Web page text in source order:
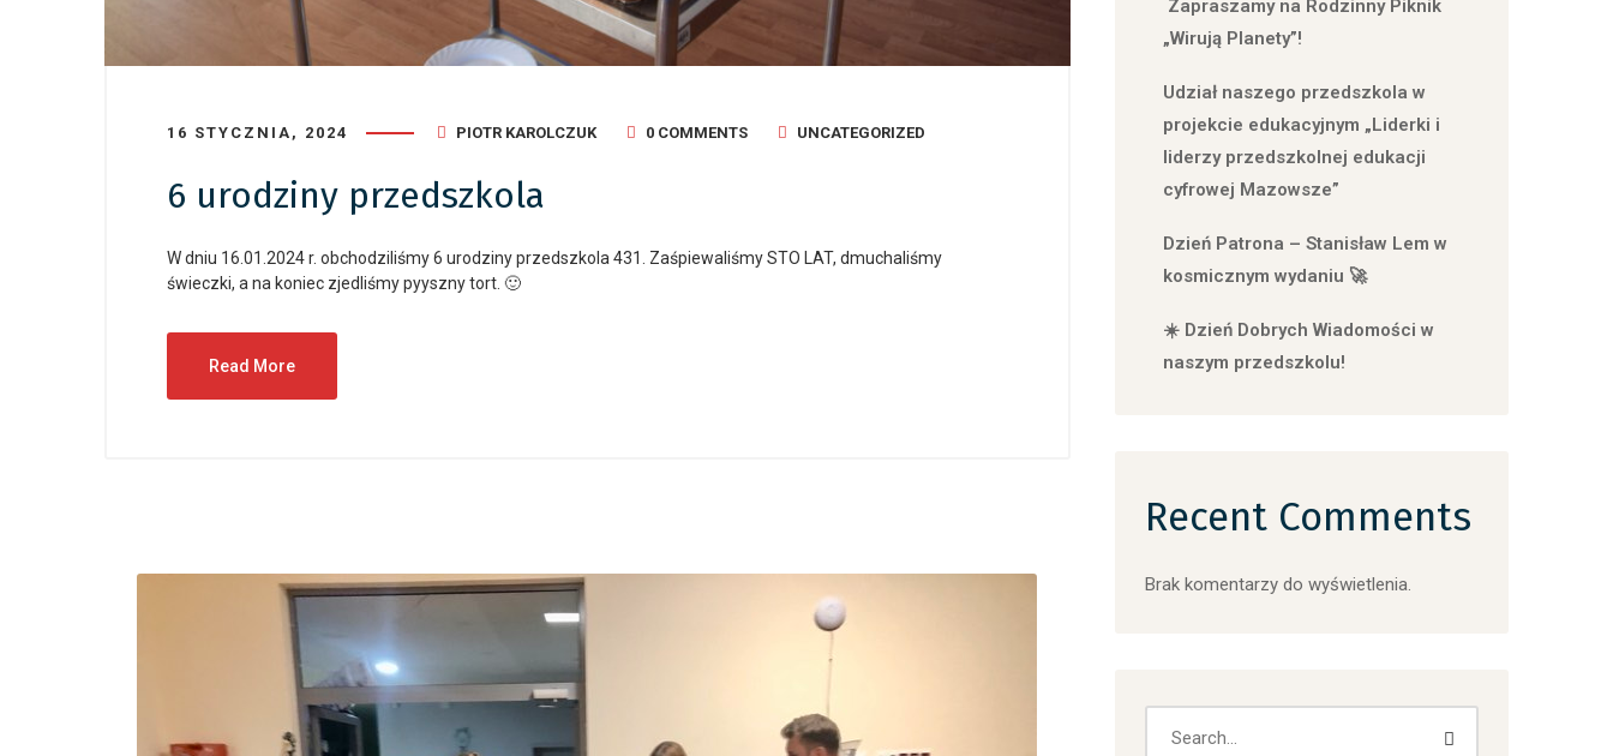
16 STYCZNIA, 2024 PIOTR KAROLCZUK 0 COMMENTS UNCATEGORIZED
6 urodziny przedszkola
W dniu 16.01.2024 r. obchodziliśmy 6 urodziny przedszkola 431. Zaśpiewaliśmy STO LAT, dmuchaliśmy
świeczki, a na koniec zjedliśmy pyyszny tort. 🙂
Read More
Zapraszamy na Rodzinny Piknik
„Wirują Planety”!
Udział naszego przedszkola w
projekcie edukacyjnym „Liderki i
liderzy przedszkolnej edukacji
cyfrowej Mazowsze”
Dzień Patrona – Stanisław Lem w
kosmicznym wydaniu 🚀
☀️ Dzień Dobrych Wiadomości w
naszym przedszkolu!
Recent Comments
Brak komentarzy do wyświetlenia.